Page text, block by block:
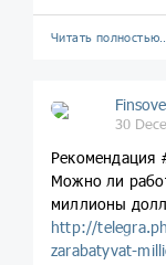
Читать полностью…
30
Рекомендация
Можно ли
миллионы
http://
zarabatyvat-